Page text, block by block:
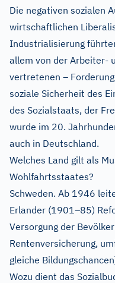
Die negativen sozialen
wirtschaftlichen
Industrialisierung
allem von der Arbeiter-
vertretenen –
soziale Sicherheit des
des Sozialstaats, der
wurde im 20.
auch in Deutschland.
Welches Land gilt als
Wohlfahrtsstaates?
Schweden. Ab 1946
Erlander (1901–85)
Versorgung der
Rentenversicherung,
gleiche
Wozu dient das